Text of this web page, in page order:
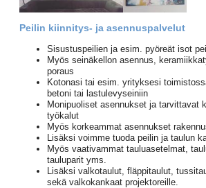
Peilin kiinnitys- ja asennuspalvelut
Sisustuspeilien ja esim. pyöreät isot
Myös seinäkellon asennus,
poraus
Kotonasi tai esim. yrityksesi
betoni tai lastulevyseiniin
Monipuoliset asennukset ja tarvittavat
työkalut
Myös korkeammat asennukset
Lisäksi voimme tuoda peilin ja taulun
Myös vaativammat tauluasetelmat,
tauluparit yms.
Lisäksi valkotaulut, fläppitaulut,
sekä valkokankaat projektoreille.